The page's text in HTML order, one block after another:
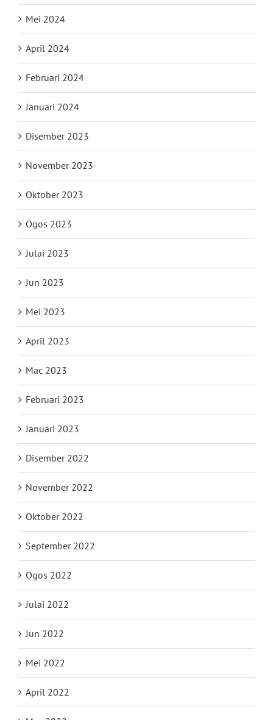
Mei 2024
April 2024
Februari 2024
Januari 2024
Disember 2023
November 2023
Oktober 2023
Ogos 2023
Julai 2023
Jun 2023
Mei 2023
April 2023
Mac 2023
Februari 2023
Januari 2023
Disember 2022
November 2022
Oktober 2022
September 2022
Ogos 2022
Julai 2022
Jun 2022
Mei 2022
April 2022